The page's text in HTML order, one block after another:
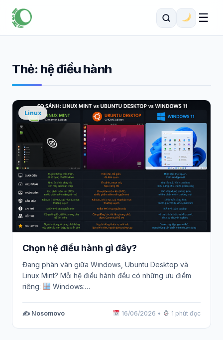
☰
Thẻ: hệ điều hành
Linux
Chọn hệ điều hành gì đây?
Đang phân vân giữa Windows, Ubuntu Desktop và
Linux Mint? Mỗi hệ điều hành đều có những ưu điểm
riêng:
Windows:…
✍️ Nosomovo 16/06/2026 • 1 phút đọc